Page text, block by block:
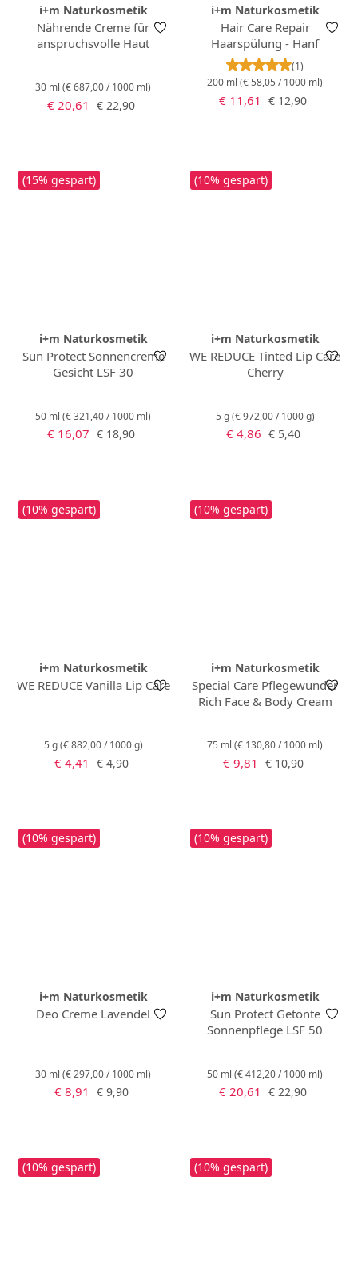
i+m Naturkosmetik
Nährende Creme für
anspruchsvolle Haut
30 ml (€ 687,00 / 1000 ml)
Verkaufspreis:
€ 20,61 Regulärer Preis:
€ 22,90
i+m Naturkosmetik
Hair Care Repair
Haarspülung - Hanf
(1)
200 ml (€ 58,05 / 1000 ml)
Verkaufspreis:
€ 11,61 Regulärer Preis:
€ 12,90
(15% gespart)
i+m Naturkosmetik
Sun Protect Sonnencreme
Gesicht LSF 30
50 ml (€ 321,40 / 1000 ml)
Verkaufspreis:
€ 16,07 Regulärer Preis:
€ 18,90
(10% gespart)
i+m Naturkosmetik
WE REDUCE Tinted Lip Care
Cherry
5 g(€ 972,00 / 1000 g)
Verkaufspreis:
€ 4,86 Regulärer Preis:
€ 5,40
(10% gespart)
i+m Naturkosmetik
WE REDUCE Vanilla Lip Care
5 g(€ 882,00 / 1000 g)
Verkaufspreis:
€ 4,41 Regulärer Preis:
€ 4,90
(10% gespart)
i+m Naturkosmetik
Special Care Pflegewunder
Rich Face & Body Cream
75 ml (€ 130,80 / 1000 ml)
Verkaufspreis:
€ 9,81 Regulärer Preis:
€ 10,90
(10% gespart)
i+m Naturkosmetik
Deo Creme Lavendel
30 ml (€ 297,00 / 1000 ml)
Verkaufspreis:
€ 8,91 Regulärer Preis:
€ 9,90
(10% gespart)
i+m Naturkosmetik
Sun Protect Getönte
Sonnenpflege LSF 50
50 ml (€ 412,20 / 1000 ml)
Verkaufspreis:
€ 20,61 Regulärer Preis:
€ 22,90
(10% gespart) (10% gespart)